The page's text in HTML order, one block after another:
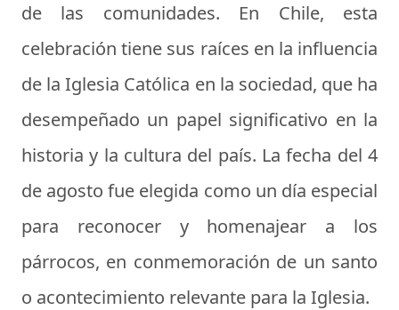
de las comunidades. En Chile, esta
celebración tiene sus raíces en la influencia
de la Iglesia Católica en la sociedad, que ha
desempeñado un papel significativo en la
historia y la cultura del país. La fecha del 4
de agosto fue elegida como un día especial
para reconocer y homenajear a los
párrocos, en conmemoración de un santo
o acontecimiento relevante para la Iglesia.